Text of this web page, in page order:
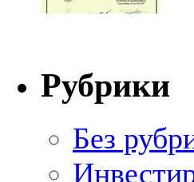
Рубрики
Без